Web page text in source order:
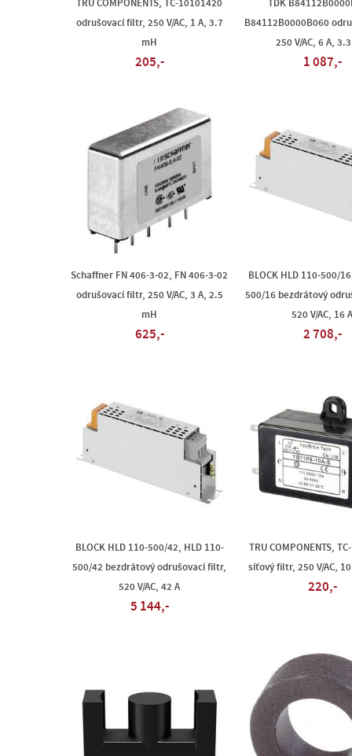
TRU COMPONENTS, TC-10101420
odrušovací filtr, 250 V/AC, 1 A, 3.7
mH
205,-
TDK
B84112B0000B060
250 V/AC, 6 A,
1 087,-
Schaffner FN 406-3-02, FN 406-3-02
odrušovací filtr, 250 V/AC, 3 A, 2.5
mH
625,-
BLOCK HLD 110-500/
500/16 bezdrátový
520 V/AC, 16 A
2 708,-
BLOCK HLD 110-500/42, HLD 110-
500/42 bezdrátový odrušovací filtr,
520 V/AC, 42 A
5 144,-
TRU COMPONENTS,
síťový filtr, 250 V/AC,
220,-